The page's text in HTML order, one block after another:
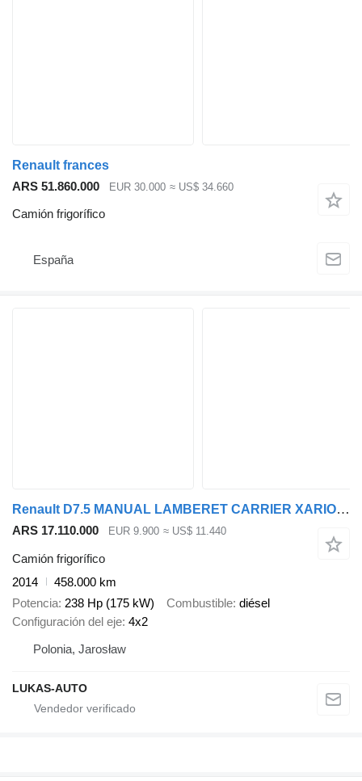
Renault frances
ARS 51.860.000
EUR 30.000 ≈ US$ 34.660
Camión frigorífico
España
Renault D7.5 MANUAL LAMBERET CARRIER XARIOS 350
ARS 17.110.000 EUR 9.900 ≈ US$ 11.440
Camión frigorífico
2014
458.000 km
Potencia 238 Hp (175 kW) Combustible diésel
Configuración del eje 4x2
Polonia, Jarosław
LUKAS-AUTO